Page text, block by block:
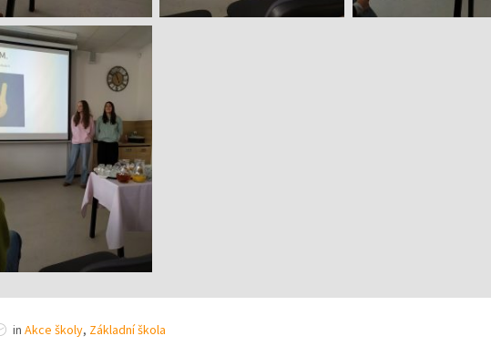
in Akce školy, Základní škola